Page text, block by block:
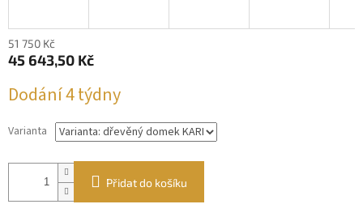
51 750 Kč
45 643,50 Kč
cena:
Dodání 4 týdny
Varianta
Přidat do košíku